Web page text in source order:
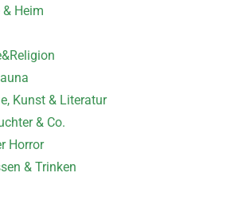
Heim
Kunst & Literatur
& Co.
Horror
& Trinken